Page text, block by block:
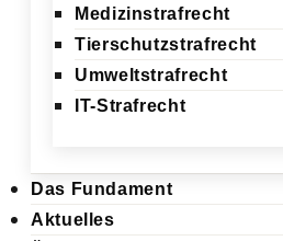
Medizinstrafrecht
Tierschutzstrafrecht
Umweltstrafrecht
IT-Strafrecht
Das Fundament
Aktuelles